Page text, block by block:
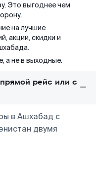
Это выгоднее чем
на лучшие
акции, скидки и
а не в выходные.
рейс или с
в Ашхабад с
двумя